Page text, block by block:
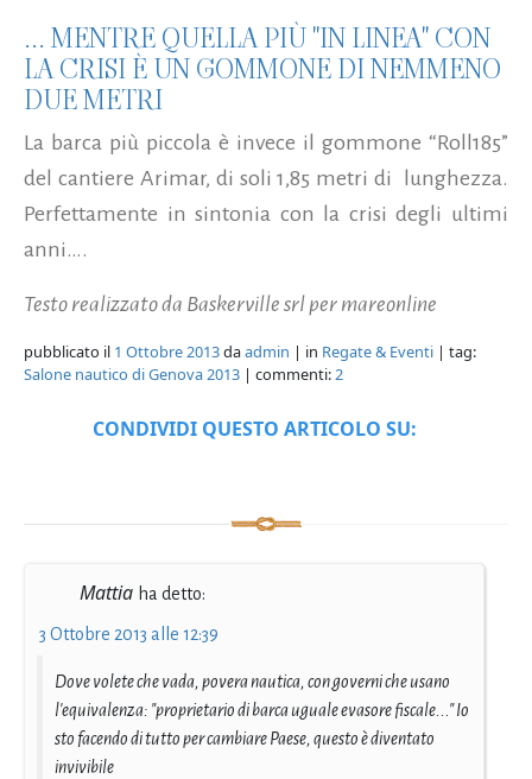
... MENTRE QUELLA PIÙ "IN LINEA" CON
LA CRISI È UN GOMMONE DI NEMMENO
DUE METRI
La barca più piccola è invece il gommone “Roll185”
del cantiere Arimar, di soli 1,85 metri di lunghezza.
Perfettamente in sintonia con la crisi degli ultimi
anni….
Testo realizzato da Baskerville srl per mareonline
pubblicato il 1 Ottobre 2013daadmin | in Regate & Eventi | tag:
Salone nautico di Genova 2013 | commenti:2
CONDIVIDI QUESTO ARTICOLO SU:
Mattia ha detto:
3 Ottobre 2013 alle 12:39
Dove volete che vada, povera nautica, con governi che usano
l'equivalenza: "proprietario di barca uguale evasore fiscale..." Io
sto facendo di tutto per cambiare Paese, questo è diventato
invivibile